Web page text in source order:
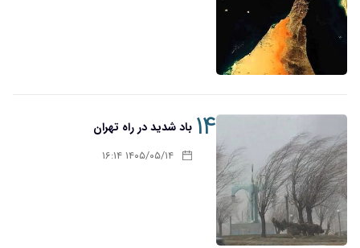
۱۴ باد شدید در راه تهران
۱۴۰۵/۰۵/۱۴ ۱۶:۱۴